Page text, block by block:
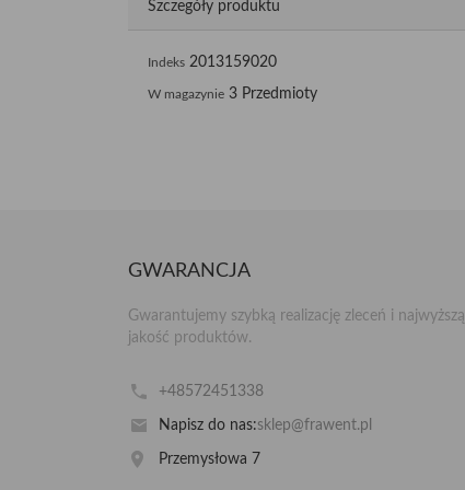
Szczegóły produktu
Indeks 2013159020
W magazynie 3 Przedmioty
GWARANCJA
Gwarantujemy szybką realizację zleceń i najwyższą
jakość produktów.
+48572451338
Napisz do nas:sklep@frawent.pl
Przemysłowa 7